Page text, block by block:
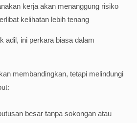
kerja akan menanggung risiko
kelihatan lebih tenang
adil, ini perkara biasa dalam
membandingkan, tetapi melindungi
besar tanpa sokongan atau